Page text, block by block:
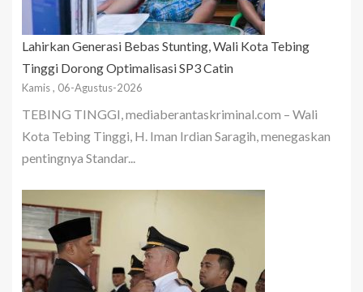
Lahirkan Generasi Bebas Stunting, Wali Kota Tebing
Tinggi Dorong Optimalisasi SP3 Catin
Kamis , 06-Agustus-2026
TEBING TINGGI, mediaberantaskriminal.com – Wali
Kota Tebing Tinggi, H. Iman Irdian Saragih, menegaskan
pentingnya Standar...